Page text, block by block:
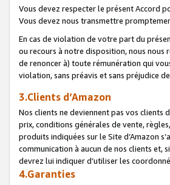
Vous devez respecter le présent Accord
Vous devez nous transmettre
En cas de violation de votre part du
ou recours à notre disposition, nous
de renoncer à) toute rémunération qui
violation, sans préavis et sans préjudice
3.Clients d’Amazon
Nos clients ne deviennent pas vos clients
prix, conditions générales de vente,
produits indiquées sur le Site d’Amazon
communication à aucun de nos clients et,
devrez lui indiquer d’utiliser les
4.Garanties